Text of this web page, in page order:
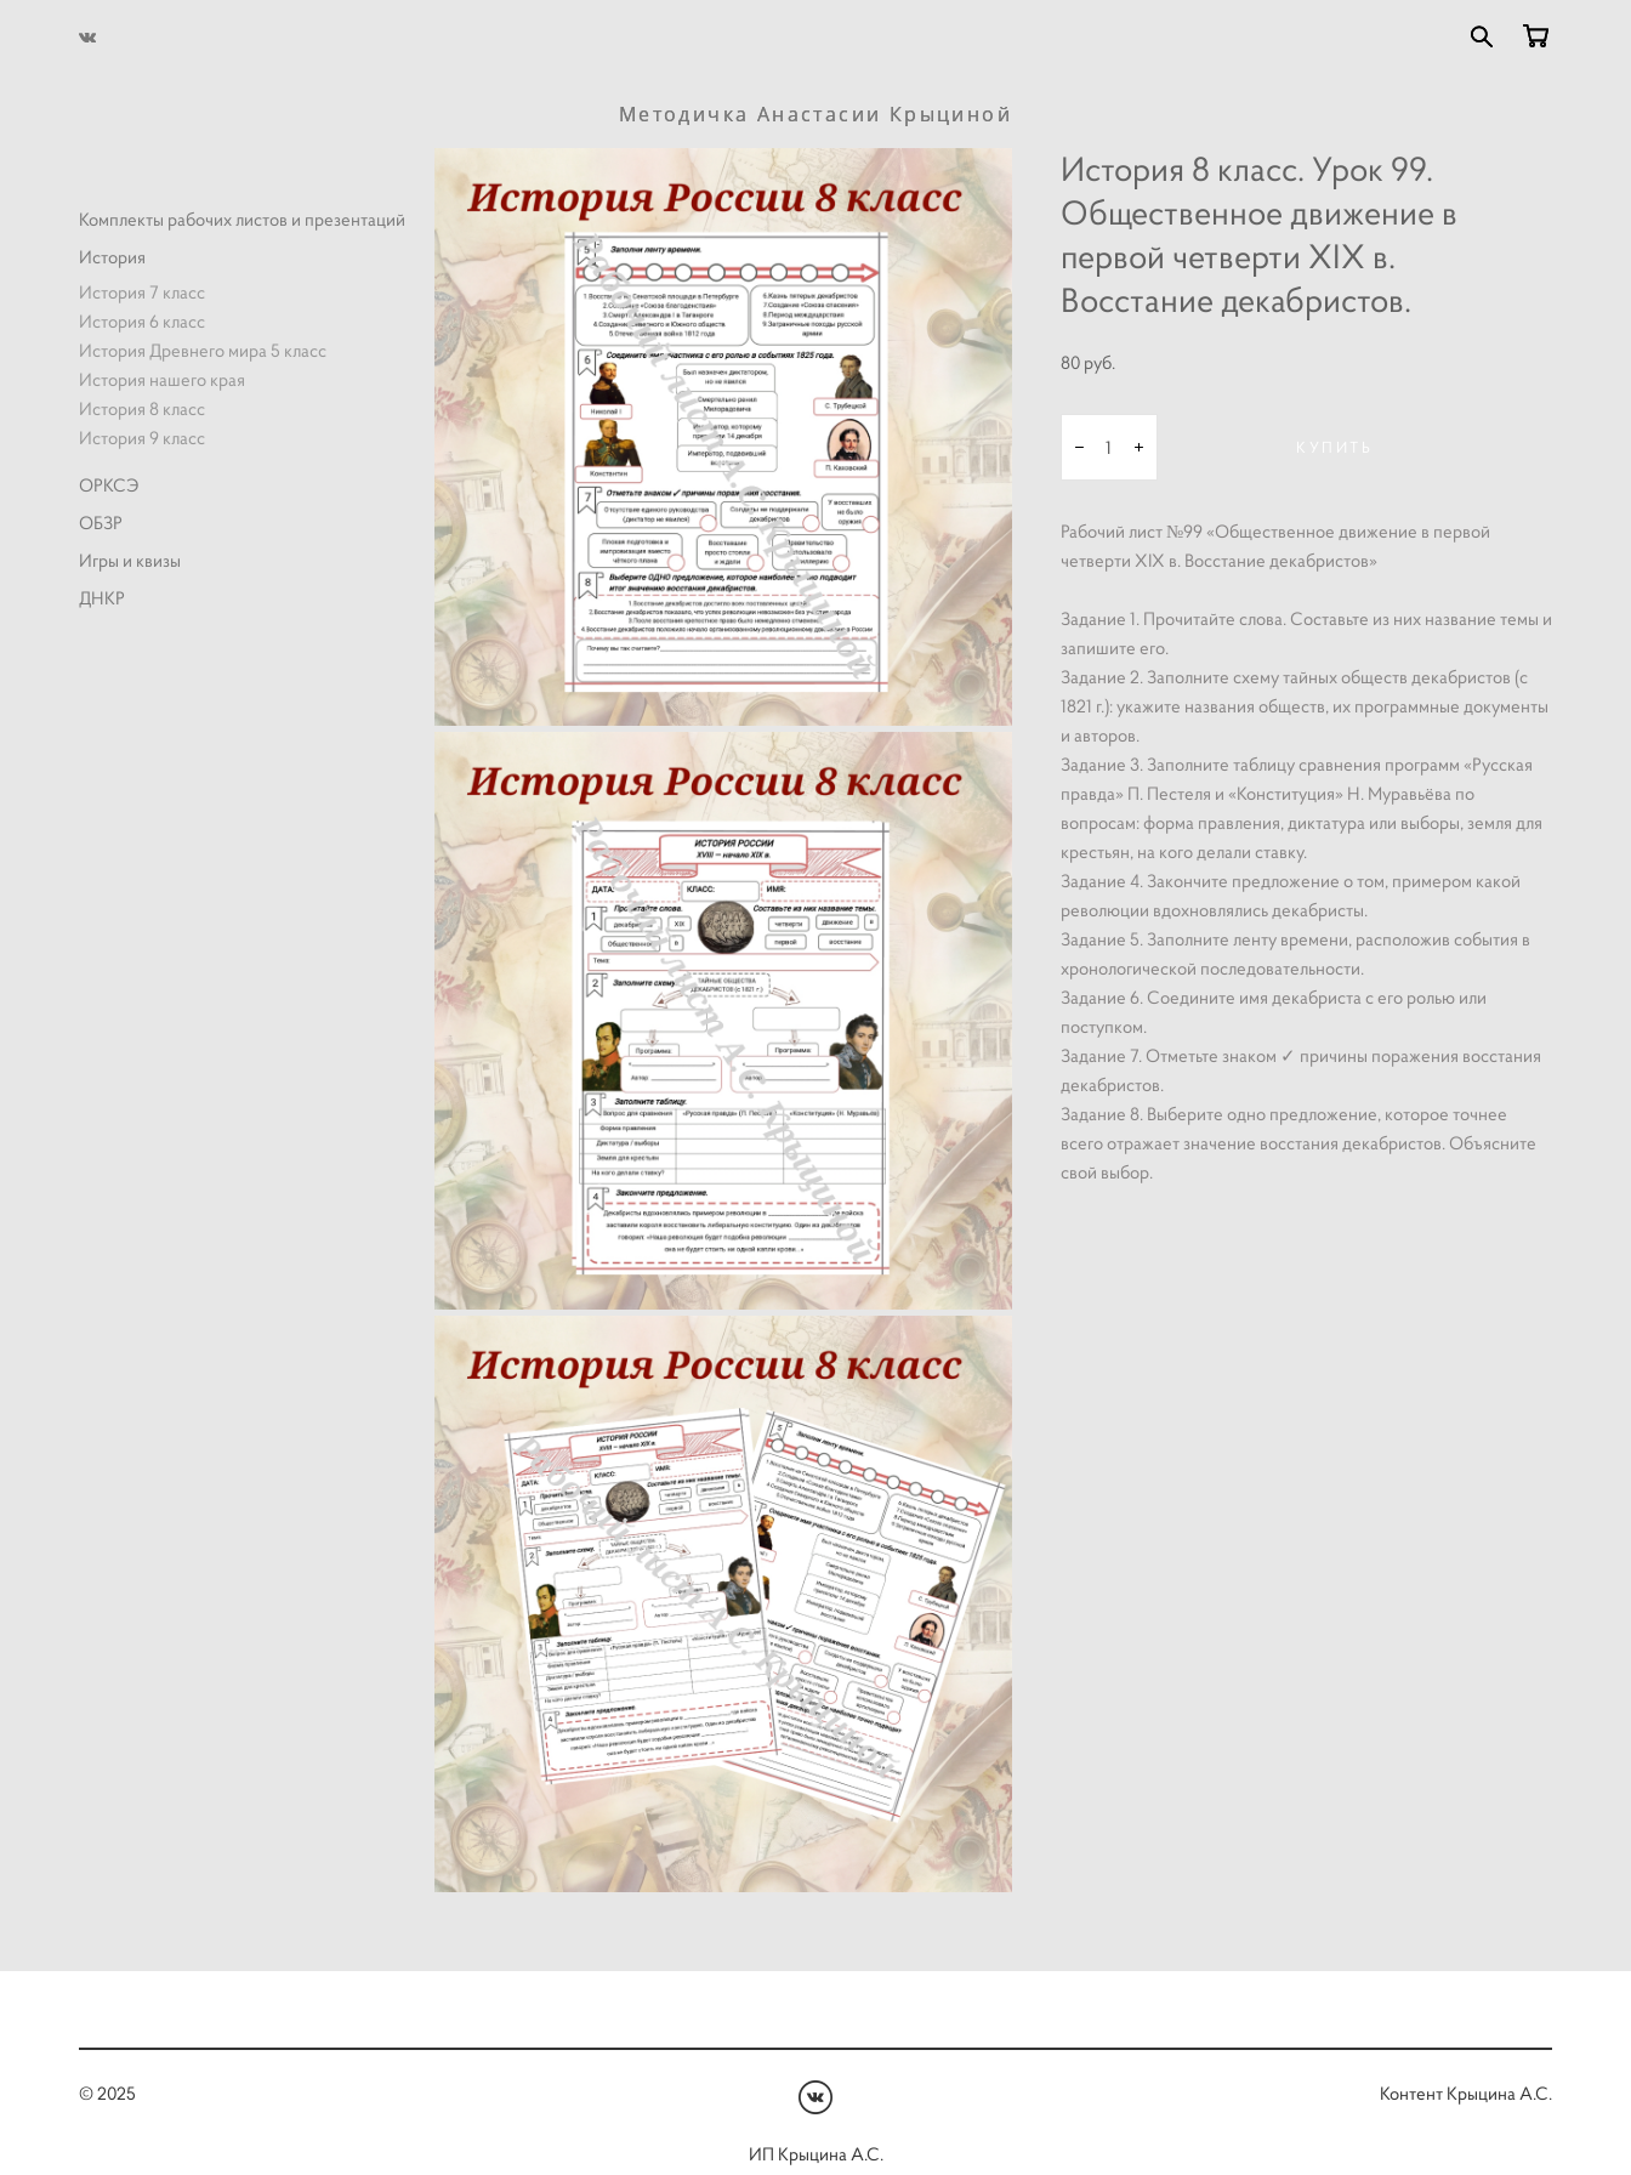
Методичка Анастасии Крыциной
Методичка Анастасии Крыциной
Комплекты рабочих листов и презентаций
История
История 7 класс
История 6 класс
История Древнего мира 5 класс
История нашего края
История 8 класс
История 9 класс
ОРКСЭ
ОБЗР
Игры и квизы
ДНКР
История 8 класс. Урок 99.
Общественное движение в
первой четверти XIX в.
Восстание декабристов.
80 pуб.
КУПИТЬ
Рабочий лист №99 «Общественное движение в первой
четверти XIX в. Восстание декабристов»
Задание 1. Прочитайте слова. Составьте из них название темы и
запишите его.
Задание 2. Заполните схему тайных обществ декабристов (с
1821 г.): укажите названия обществ, их программные документы
и авторов.
Задание 3. Заполните таблицу сравнения программ «Русская
правда» П. Пестеля и «Конституция» Н. Муравьёва по
вопросам: форма правления, диктатура или выборы, земля для
крестьян, на кого делали ставку.
Задание 4. Закончите предложение о том, примером какой
революции вдохновлялись декабристы.
Задание 5. Заполните ленту времени, расположив события в
хронологической последовательности.
Задание 6. Соедините имя декабриста с его ролью или
поступком.
Задание 7. Отметьте знаком ✓ причины поражения восстания
декабристов.
Задание 8. Выберите одно предложение, которое точнее
всего отражает значение восстания декабристов. Объясните
свой выбор.
© 2025 Контент Крыцина А.С.
ИП Крыцина А.С.